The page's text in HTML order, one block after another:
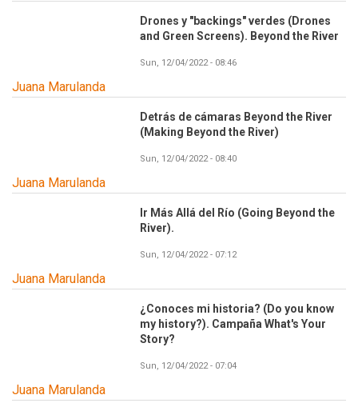
Drones y "backings" verdes (Drones
and Green Screens). Beyond the River
Sun, 12/04/2022 - 08:46
Juana Marulanda
Detrás de cámaras Beyond the River
(Making Beyond the River)
Sun, 12/04/2022 - 08:40
Juana Marulanda
Ir Más Allá del Río (Going Beyond the
River).
Sun, 12/04/2022 - 07:12
Juana Marulanda
¿Conoces mi historia? (Do you know
my history?). Campaña What's Your
Story?
Sun, 12/04/2022 - 07:04
Juana Marulanda